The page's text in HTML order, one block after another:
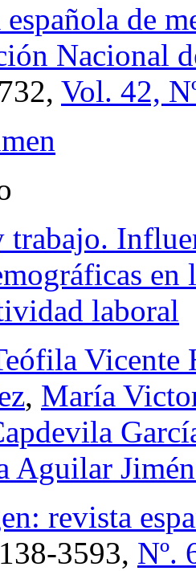
española de
Nacional
Vol. 42,
en
laboral
Vicente
, María
Aguilar
revista
3593, Nº.